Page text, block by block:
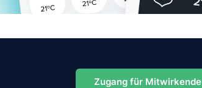
Zugang für Mitwirkende